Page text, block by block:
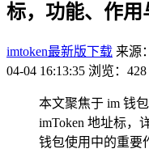
标，功能、作用
imtoken最新版下载 来源
04-04 16:13:35 浏览：428
本文聚焦于 im 钱
imToken 地址标，
钱包使用中的重要